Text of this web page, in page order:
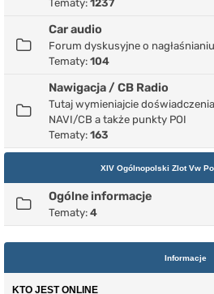
Tematy: 1237
Car audio
Forum dyskusyjne o
Tematy: 104
Nawigacja / CB Radio
Tutaj wymieniajcie
NAVI/CB a także punkty POI
Tematy: 163
XIV Ogólnopolski Zlot Vw
Ogólne informacje
Tematy: 4
Informacje
KTO JEST ONLINE